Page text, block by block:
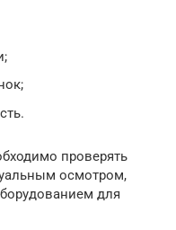
проверять
осмотром,
для